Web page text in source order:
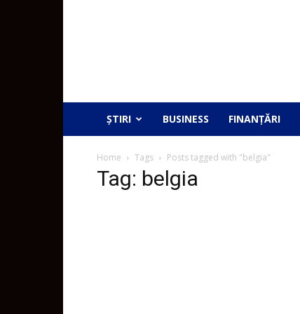
ȘTIRI BUSINESS FINANȚĂRI
Home Tags Posts tagged with "belgia"
Tag: belgia